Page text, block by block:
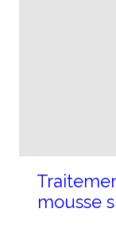
mousse